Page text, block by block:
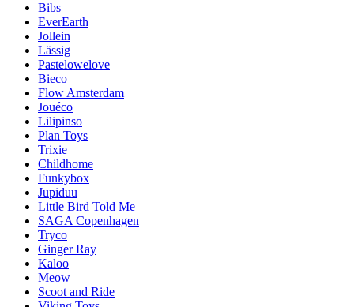
Bibs
EverEarth
Jollein
Lässig
Pastelowelove
Bieco
Flow Amsterdam
Jouéco
Lilipinso
Plan Toys
Trixie
Childhome
Funkybox
Jupiduu
Little Bird Told Me
SAGA Copenhagen
Tryco
Ginger Ray
Kaloo
Meow
Scoot and Ride